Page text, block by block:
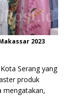
2023
Serang yang
produk
mengatakan,